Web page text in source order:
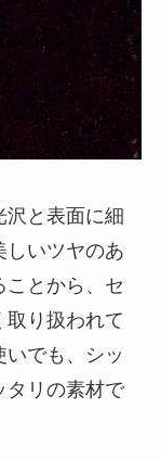
沢と表面に細
しいツヤのあ
ことから、セ
取り扱われて
でも、シッ
タリの素材で